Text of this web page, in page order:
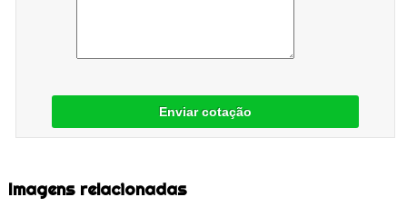
Enviar cotação
Imagens relacionadas